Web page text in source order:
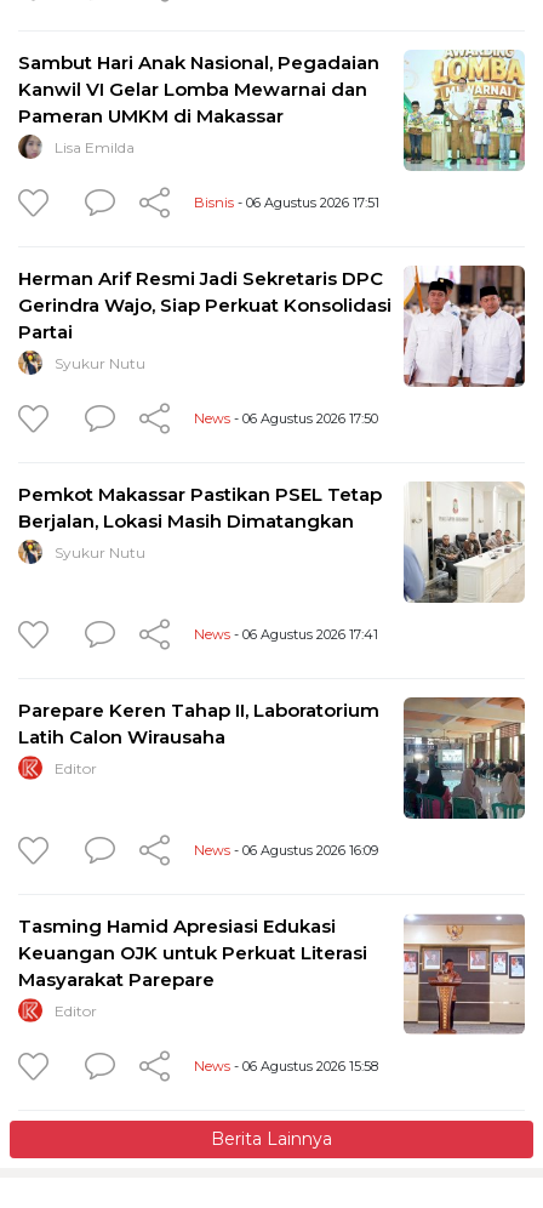
Sambut Hari Anak Nasional, Pegadaian
Kanwil VI Gelar Lomba Mewarnai dan
Pameran UMKM di Makassar
Lisa Emilda
Bisnis - 06 Agustus 2026 17:51
Herman Arif Resmi Jadi Sekretaris DPC
Gerindra Wajo, Siap Perkuat Konsolidasi
Partai
Syukur Nutu
News - 06 Agustus 2026 17:50
Pemkot Makassar Pastikan PSEL Tetap
Berjalan, Lokasi Masih Dimatangkan
Syukur Nutu
News - 06 Agustus 2026 17:41
Parepare Keren Tahap II, Laboratorium
Latih Calon Wirausaha
Editor
News - 06 Agustus 2026 16:09
Tasming Hamid Apresiasi Edukasi
Keuangan OJK untuk Perkuat Literasi
Masyarakat Parepare
Editor
News - 06 Agustus 2026 15:58
Berita Lainnya